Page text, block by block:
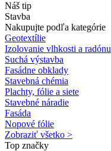
Náš tip
Stavba
Nakupujte podľa kategórie
Geotextílie
Izolovanie vlhkosti a radónu
Suchá výstavba
Fasádne obklady
Stavebná chémia
Plachty, fólie a siete
Stavebné náradie
Fasáda
Nopové fólie
Zobraziť všetko >
Top značky